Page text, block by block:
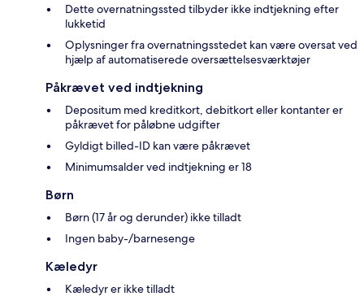
Dette overnatningssted tilbyder ikke indtjekning efter
lukketid
Oplysninger fra overnatningsstedet kan være oversat ved
hjælp af automatiserede oversættelsesværktøjer
Påkrævet ved indtjekning
Depositum med kreditkort, debitkort eller kontanter er
påkrævet for påløbne udgifter
Gyldigt billed-ID kan være påkrævet
Minimumsalder ved indtjekning er 18
Børn
Børn (17 år og derunder) ikke tilladt
Ingen baby-/barnesenge
Kæledyr
Kæledyr er ikke tilladt